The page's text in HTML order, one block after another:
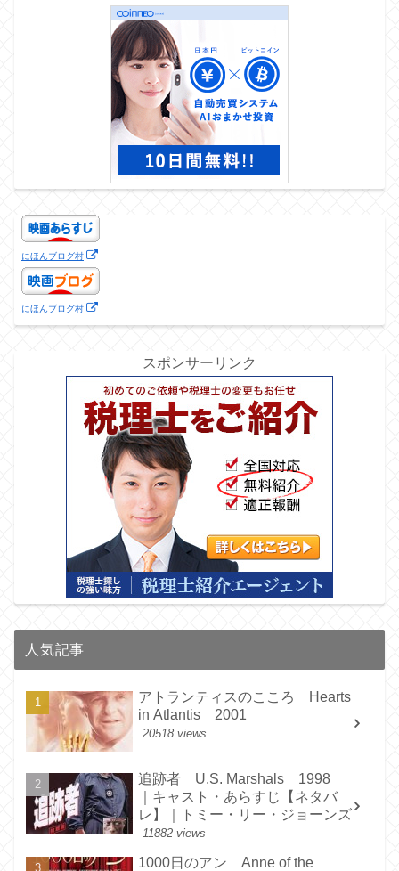
にほんブログ村
にほんブログ村
スポンサーリンク
人気記事
アトランティスのこころ Hearts
in Atlantis 2001
20518 views
追跡者 U.S. Marshals 1998
｜キャスト・あらすじ【ネタバ
レ】｜トミー・リー・ジョーンズ
11882 views
1000日のアン Anne of the